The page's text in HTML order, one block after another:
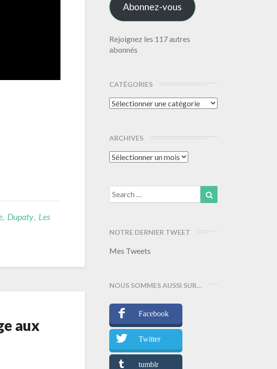
, Dupaty, Les
aux
Abonnez-vous
Rejoignez les 117 autres
abonnés
CATÉGORIES
Catégories
ARCHIVES
Archives
Search
for:
NOTRE DERNIER TWEET
Mes Tweets
NOUS SOMMES AUSSI SUR…
Facebook
Twitter
tumblr